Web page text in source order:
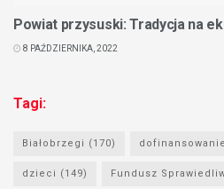
Powiat przysuski: Tradycja na
8 PAŹDZIERNIKA, 2022
Tagi:
Białobrzegi (170) dofinansowanie
dzieci (149) Fundusz